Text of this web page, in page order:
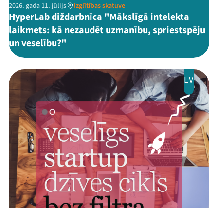
2026. gada 11. jūlijs Izglītības skatuve
HyperLab diždarbnīca "Mākslīgā intelekta
laikmets: kā nezaudēt uzmanību, spriestspēju
un veselību?"
LV